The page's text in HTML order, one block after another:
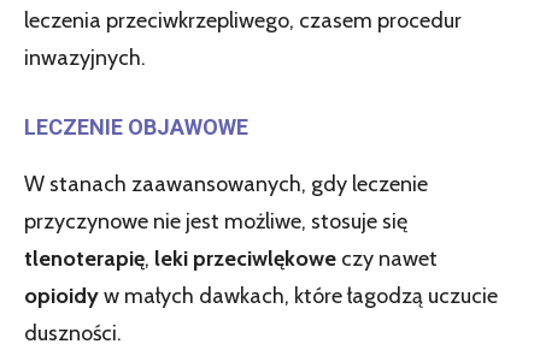
leczenia przeciwkrzepliwego, czasem procedur
inwazyjnych.
LECZENIE OBJAWOWE
W stanach zaawansowanych, gdy leczenie
przyczynowe nie jest możliwe, stosuje się
tlenoterapię, leki przeciwlękowe czy nawet
opioidyw małych dawkach, które łagodzą uczucie
duszności.